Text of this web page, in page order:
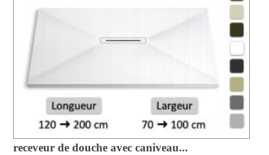
receveur de douche avec caniveau...